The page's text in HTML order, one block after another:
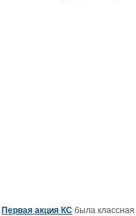
Первая акция КС была